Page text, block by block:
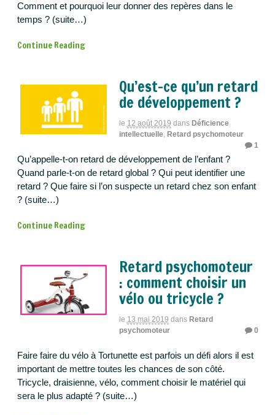
Comment et pourquoi leur donner des repères dans le
temps ? (suite…)
Continue Reading
Qu’est-ce qu’un retard
de développement ?
le 12 août 2019 dans Déficience
intellectuelle, Retard psychomoteur
1
Qu’appelle-t-on retard de développement de l’enfant ?
Quand parle-t-on de retard global ? Qui peut identifier une
retard ? Que faire si l’on suspecte un retard chez son enfant
? (suite…)
Continue Reading
Retard psychomoteur
: comment choisir un
vélo ou tricycle ?
le 13 mai 2019 dans Retard
psychomoteur
0
Faire faire du vélo à Tortunette est parfois un défi alors il est
important de mettre toutes les chances de son côté.
Tricycle, draisienne, vélo, comment choisir le matériel qui
sera le plus adapté ? (suite…)